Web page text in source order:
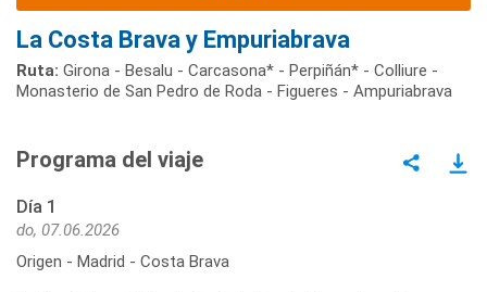
La Costa Brava y Empuriabrava
Ruta: Girona - Besalu - Carcasona* - Perpiñán* - Colliure -
Monasterio de San Pedro de Roda - Figueres - Ampuriabrava
Programa del viaje
Día 1
do, 07.06.2026
Origen - Madrid - Costa Brava